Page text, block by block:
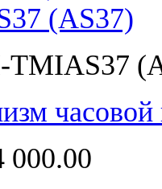
TMIAS37
000.00